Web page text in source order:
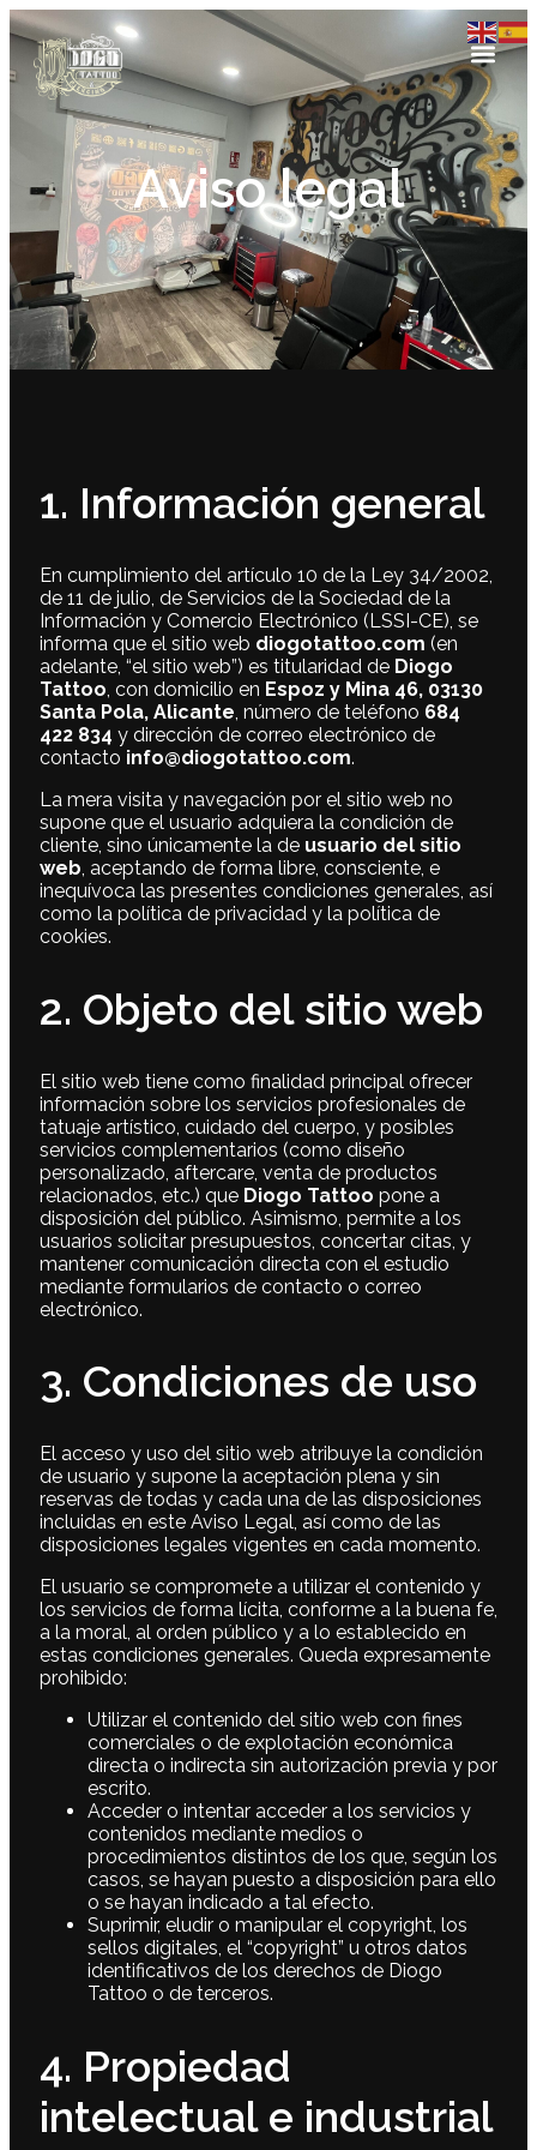
Aviso legal
1. Información general
En cumplimiento del artículo 10 de la Ley 34/2002,
de 11 de julio, de Servicios de la Sociedad de la
Información y Comercio Electrónico (LSSI-CE), se
informa que el sitio web diogotattoo.com (en
adelante, “el sitio web”) es titularidad de Diogo
Tattoo , con domicilio en Espoz y Mina 46, 03130
Santa Pola, Alicante , número de teléfono 684
422 834 y dirección de correo electrónico de
contacto info@diogotattoo.com.
La mera visita y navegación por el sitio web no
supone que el usuario adquiera la condición de
cliente, sino únicamente la de usuario del sitio
web , aceptando de forma libre, consciente, e
inequívoca las presentes condiciones generales, así
como la política de privacidad y la política de
cookies.
2. Objeto del sitio web
El sitio web tiene como finalidad principal ofrecer
información sobre los servicios profesionales de
tatuaje artístico, cuidado del cuerpo, y posibles
servicios complementarios (como diseño
personalizado, aftercare, venta de productos
relacionados, etc.) que Diogo Tattoo pone a
disposición del público. Asimismo, permite a los
usuarios solicitar presupuestos, concertar citas, y
mantener comunicación directa con el estudio
mediante formularios de contacto o correo
electrónico.
3. Condiciones de uso
El acceso y uso del sitio web atribuye la condición
de usuario y supone la aceptación plena y sin
reservas de todas y cada una de las disposiciones
incluidas en este Aviso Legal, así como de las
disposiciones legales vigentes en cada momento.
El usuario se compromete a utilizar el contenido y
los servicios de forma lícita, conforme a la buena fe,
a la moral, al orden público y a lo establecido en
estas condiciones generales. Queda expresamente
prohibido:
Utilizar el contenido del sitio web con fines
comerciales o de explotación económica
directa o indirecta sin autorización previa y por
escrito.
Acceder o intentar acceder a los servicios y
contenidos mediante medios o
procedimientos distintos de los que, según los
casos, se hayan puesto a disposición para ello
o se hayan indicado a tal efecto.
Suprimir, eludir o manipular el copyright, los
sellos digitales, el “copyright” u otros datos
identificativos de los derechos de Diogo
Tattoo o de terceros.
4. Propiedad
intelectual e industrial